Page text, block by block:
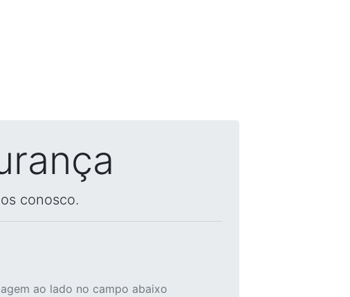
conosco.
ao lado no campo abaixo